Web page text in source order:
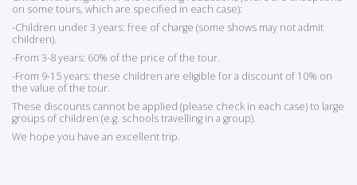
on some tours, which are specified in each case):
-Children under 3 years: free of charge (some shows may not admit
children).
-From 3-8 years: 60% of the price of the tour.
-From 9-15 years: these children are eligible for a discount of 10% on
the value of the tour.
These discounts cannot be applied (please check in each case) to large
groups of children (e.g. schools travelling in a group).
We hope you have an excellent trip.